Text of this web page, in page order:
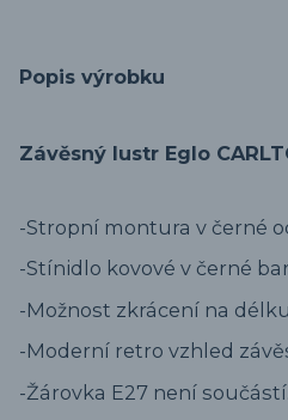
Popis výrobku
Závěsný lustr Eglo
-Stropní montura v černé
-Stínidlo kovové v černé
-Možnost zkrácení na
-Moderní retro vzhled
-Žárovka E27 není součástí.